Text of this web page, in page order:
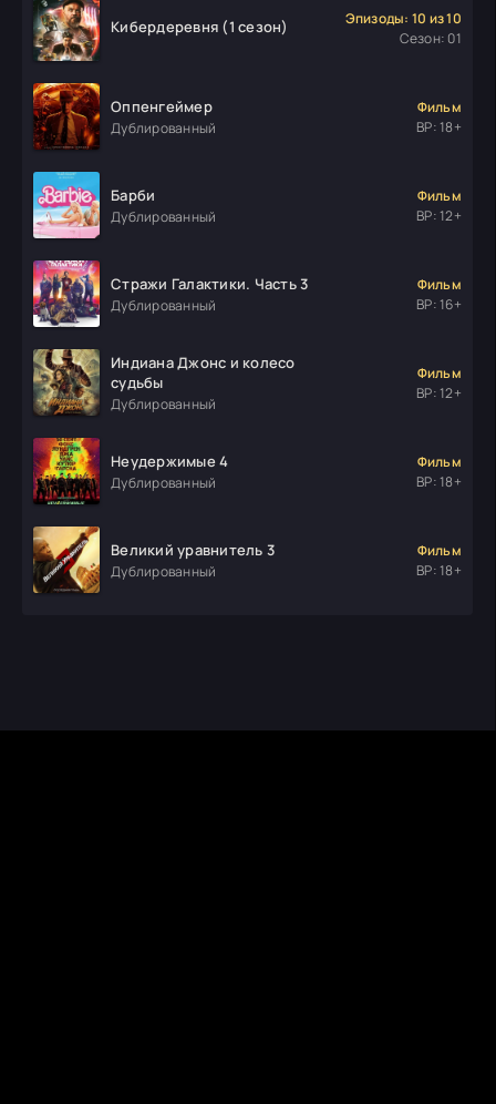
Кибердеревня (1 сезон)
Эпизоды: 10 из 10
Сезон: 01
Оппенгеймер
Дублированный
Фильм
ВР: 18+
Барби
Дублированный
Фильм
ВР: 12+
Стражи Галактики. Часть 3
Дублированный
Фильм
ВР: 16+
Индиана Джонс и колесо
судьбы
Дублированный
Фильм
ВР: 12+
Неудержимые 4
Дублированный
Фильм
ВР: 18+
Великий уравнитель 3
Дублированный
Фильм
ВР: 18+